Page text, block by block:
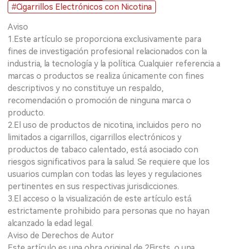
#Cigarrillos Electrónicos con Nicotina
Aviso
1.Este artículo se proporciona exclusivamente para
fines de investigación profesional relacionados con la
industria, la tecnología y la política. Cualquier referencia a
marcas o productos se realiza únicamente con fines
descriptivos y no constituye un respaldo,
recomendación o promoción de ninguna marca o
producto.
2.El uso de productos de nicotina, incluidos pero no
limitados a cigarrillos, cigarrillos electrónicos y
productos de tabaco calentado, está asociado con
riesgos significativos para la salud. Se requiere que los
usuarios cumplan con todas las leyes y regulaciones
pertinentes en sus respectivas jurisdicciones.
3.El acceso o la visualización de este artículo está
estrictamente prohibido para personas que no hayan
alcanzado la edad legal.
Aviso de Derechos de Autor